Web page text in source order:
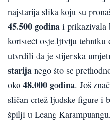
najstarija slika koju su
45.500 godina i prikazivala
koristeći osjetljiviju tehniku
utvrdili da je stijenska
starija nego što se
oko 48.000 godina. Još
sličan crtež ljudske figure i
špilji u Leang Karampuangu,